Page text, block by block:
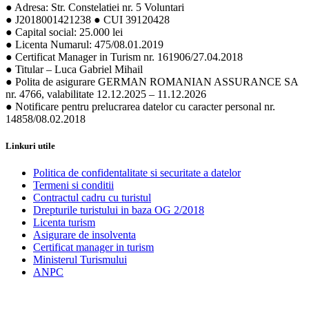
● Adresa: Str. Constelatiei nr. 5 Voluntari
● J2018001421238 ● CUI 39120428
● Capital social: 25.000 lei
● Licenta Numarul: 475/08.01.2019
● Certificat Manager in Turism nr. 161906/27.04.2018
● Titular – Luca Gabriel Mihail
● Polita de asigurare GERMAN ROMANIAN ASSURANCE SA
nr. 4766, valabilitate 12.12.2025 – 11.12.2026
● Notificare pentru prelucrarea datelor cu caracter personal nr.
14858/08.02.2018
Linkuri utile
Politica de confidentalitate si securitate a datelor
Termeni si conditii
Contractul cadru cu turistul
Drepturile turistului in baza OG 2/2018
Licenta turism
Asigurare de insolventa
Certificat manager in turism
Ministerul Turismului
ANPC